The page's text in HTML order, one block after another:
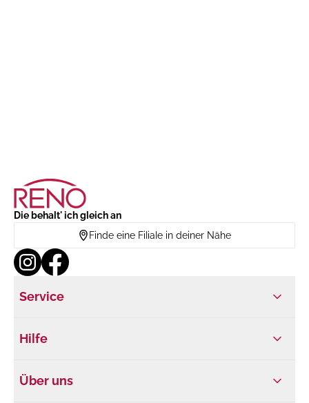
Die behalt' ich gleich an
Finde eine Filiale in deiner Nähe
Service
Hilfe
Über uns